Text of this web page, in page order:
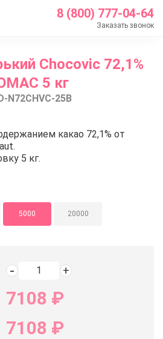
8 (800) 777-04-64
Заказать звонок
Chocovic 72,1%
5 кг
N72CHVC-25B
Chocovic
какао 72,1% от
5 кг.
5000 20000
7108 ₽
7108 ₽